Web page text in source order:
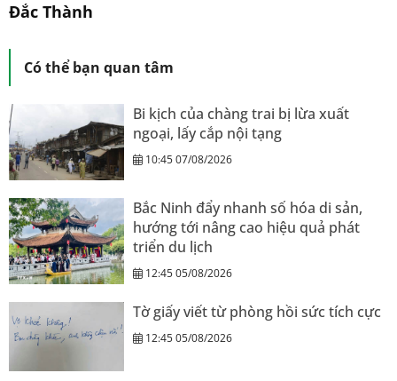
Đắc Thành
Có thể bạn quan tâm
Bi kịch của chàng trai bị lừa xuất
ngoại, lấy cắp nội tạng
10:45 07/08/2026
Bắc Ninh đẩy nhanh số hóa di sản,
hướng tới nâng cao hiệu quả phát
triển du lịch
12:45 05/08/2026
Tờ giấy viết từ phòng hồi sức tích cực
12:45 05/08/2026